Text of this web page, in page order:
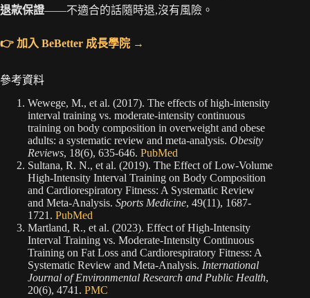
退款保證——不適合的話隨時退,沒有風險。
👉 加入 BeBetter 成長學院 →
參考資料
Wewege, M., et al. (2017). The effects of high-intensity
interval training vs. moderate-intensity continuous
training on body composition in overweight and obese
adults: a systematic review and meta-analysis. Obesity
Reviews, 18(6), 635-646. PubMed
Sultana, R. N., et al. (2019). The Effect of Low-Volume
High-Intensity Interval Training on Body Composition
and Cardiorespiratory Fitness: A Systematic Review
and Meta-Analysis. Sports Medicine, 49(11), 1687-
1721. PubMed
Martland, R., et al. (2023). Effect of High-Intensity
Interval Training vs. Moderate-Intensity Continuous
Training on Fat Loss and Cardiorespiratory Fitness: A
Systematic Review and Meta-Analysis. International
Journal of Environmental Research and Public Health,
20(6), 4741. PMC